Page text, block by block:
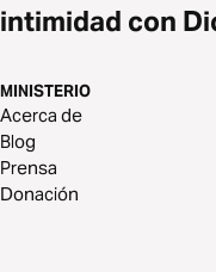
intimidad con
MINISTERIO
Acerca de
Blog
Prensa
Donación